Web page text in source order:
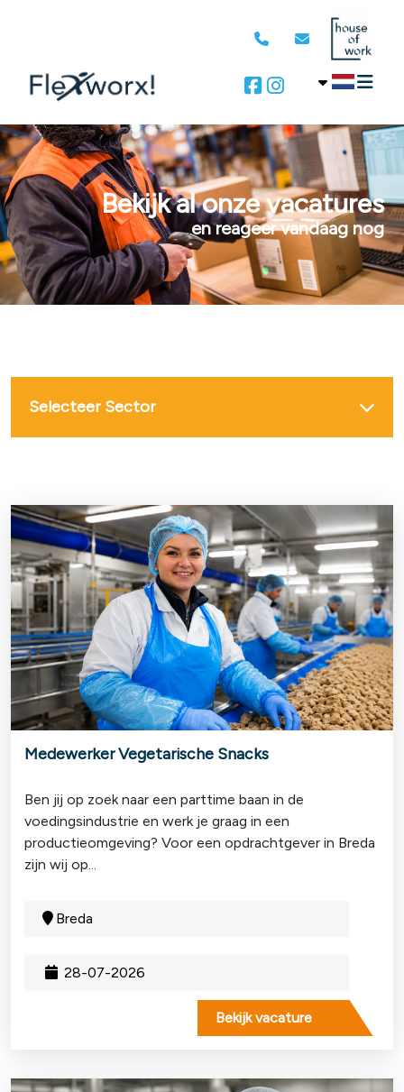
Bekijk al onze vacatures
en reageer vandaag nog
Selecteer Sector
Medewerker Vegetarische Snacks
28-07-2026
Breda
Ben jij op zoek naar een parttime baan in de
voedingsindustrie en werk je graag in een
productieomgeving? Voor een opdrachtgever in Breda
zijn wij op...
Bekijk vacature